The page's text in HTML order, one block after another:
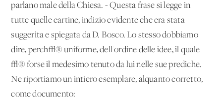
parlano male della Chiesa. - Questa frase si legge in
tutte quelle cartine, indizio evidente che era stata
suggerita e spiegata da D. Bosco. Lo stesso dobbiamo
dire, perch√® uniforme, dell'ordine delle idee, il quale
√® forse il medesimo tenuto da lui nelle sue prediche.
Ne riportiamo un intiero esemplare, alquanto corretto,
come documento: